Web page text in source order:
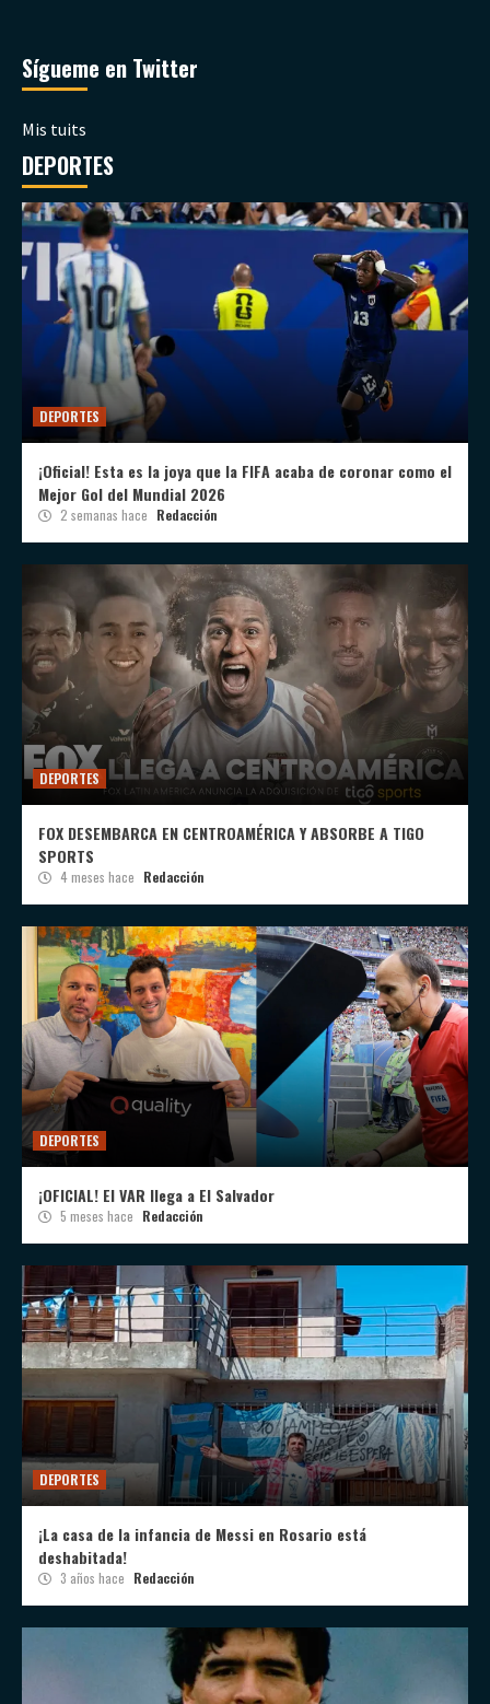
Sígueme en Twitter
Mis tuits
DEPORTES
DEPORTES
¡Oficial! Esta es la joya que la FIFA acaba de coronar como el
Mejor Gol del Mundial 2026
2 semanas hace Redacción
DEPORTES
FOX DESEMBARCA EN CENTROAMÉRICA Y ABSORBE A TIGO
SPORTS
4 meses hace Redacción
DEPORTES
¡OFICIAL! El VAR llega a El Salvador
5 meses hace Redacción
DEPORTES
¡La casa de la infancia de Messi en Rosario está
deshabitada!
3 años hace Redacción